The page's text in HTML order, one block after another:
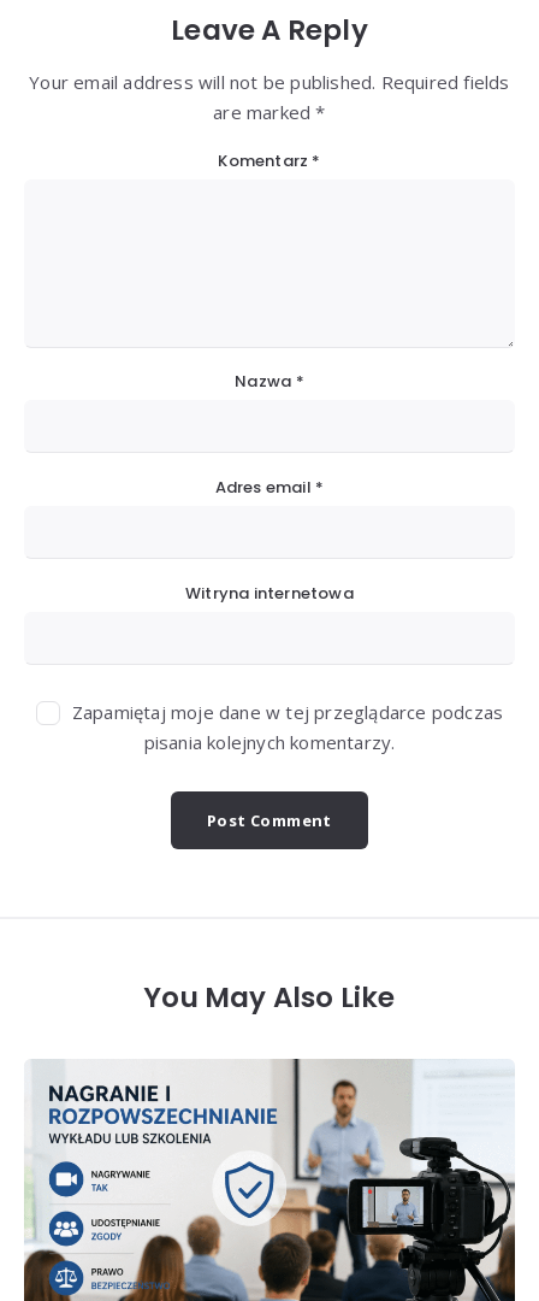
Leave A Reply
Your email address will not be published. Required fields
are marked *
Komentarz *
Nazwa *
Adres email *
Witryna internetowa
Zapamiętaj moje dane w tej przeglądarce podczas
pisania kolejnych komentarzy.
You May Also Like